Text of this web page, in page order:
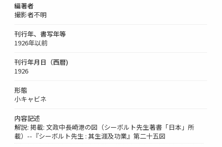
編著者
撮影者不明
刊行年、書写年等
1926年以前
刊行年月日（西暦)
1926
形態
小キャビネ
内容記述
解説: 掲載: 文政中長崎港の図（シーボルト先生著書「日本」所
載）--『シーボルト先生 : 其生涯及功業』第二十五図